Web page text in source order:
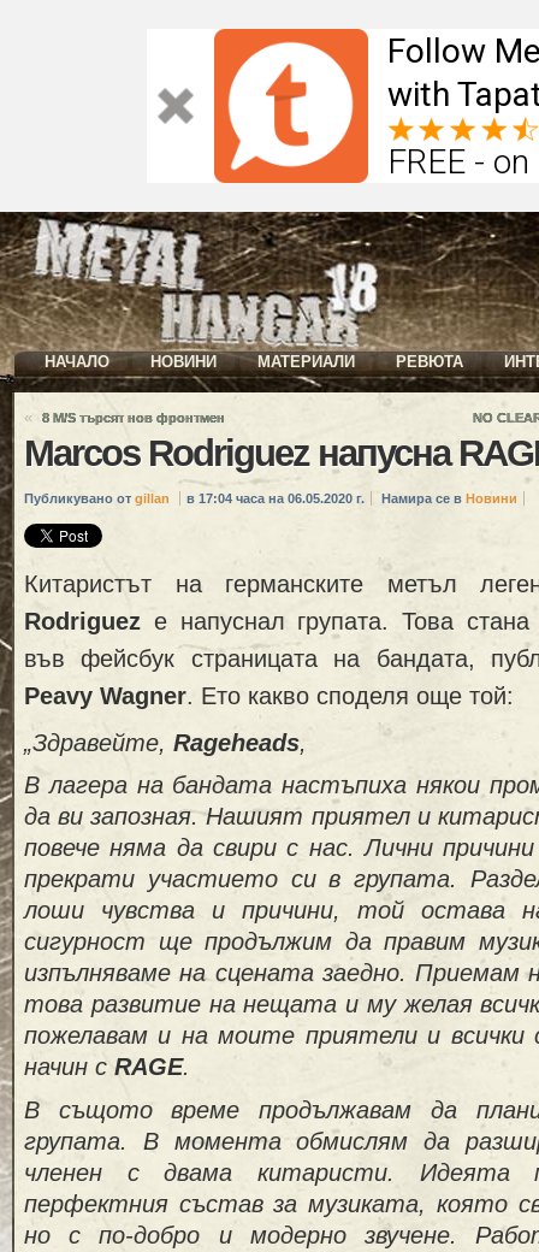
Follow
with
FREE -
НАЧАЛО НОВИНИ МАТЕРИАЛИ РЕВЮТА
« 8 M/S търсят нов фронтмен NO
Marcos Rodriguez напусна
Публикувано от gillan в 17:04 часа на 06.05.2020 г. Намира се в Новини
Китаристът на германските метъл
Rodriguez е напуснал групата. Това
във фейсбук страницата на бандата,
Peavy Wagner. Ето какво споделя още той:
„Здравейте, Rageheads,
В лагера на бандата настъпиха някои
да ви запозная. Нашият приятел и
повече няма да свири с нас. Лични
прекрати участието си в групата.
лоши чувства и причини, той остава
сигурност ще продължим да правим
изпълняваме на сцената заедно. Приемам
това развитие на нещата и му желая
пожелавам и на моите приятели и всички
начин с RAGE.
В същото време продължавам да
групата. В момента обмислям да
членен с двама китаристи.
перфектния състав за музиката, която
но с по-добро и модерно звучене.